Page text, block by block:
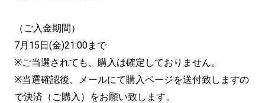
（ご入金期間）
7月15日(金)21:00まで
※ご当選されても、購入は確定しておりません。
※当選確認後、メールにて購入ページを送付致しますの
で決済（ご購入）をお願い致します。